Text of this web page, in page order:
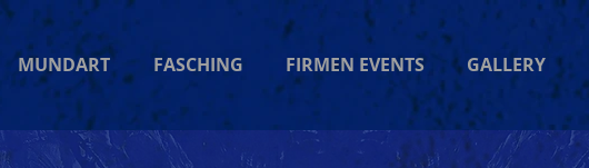
MUNDART FASCHING FIRMEN EVENTS GALLERY